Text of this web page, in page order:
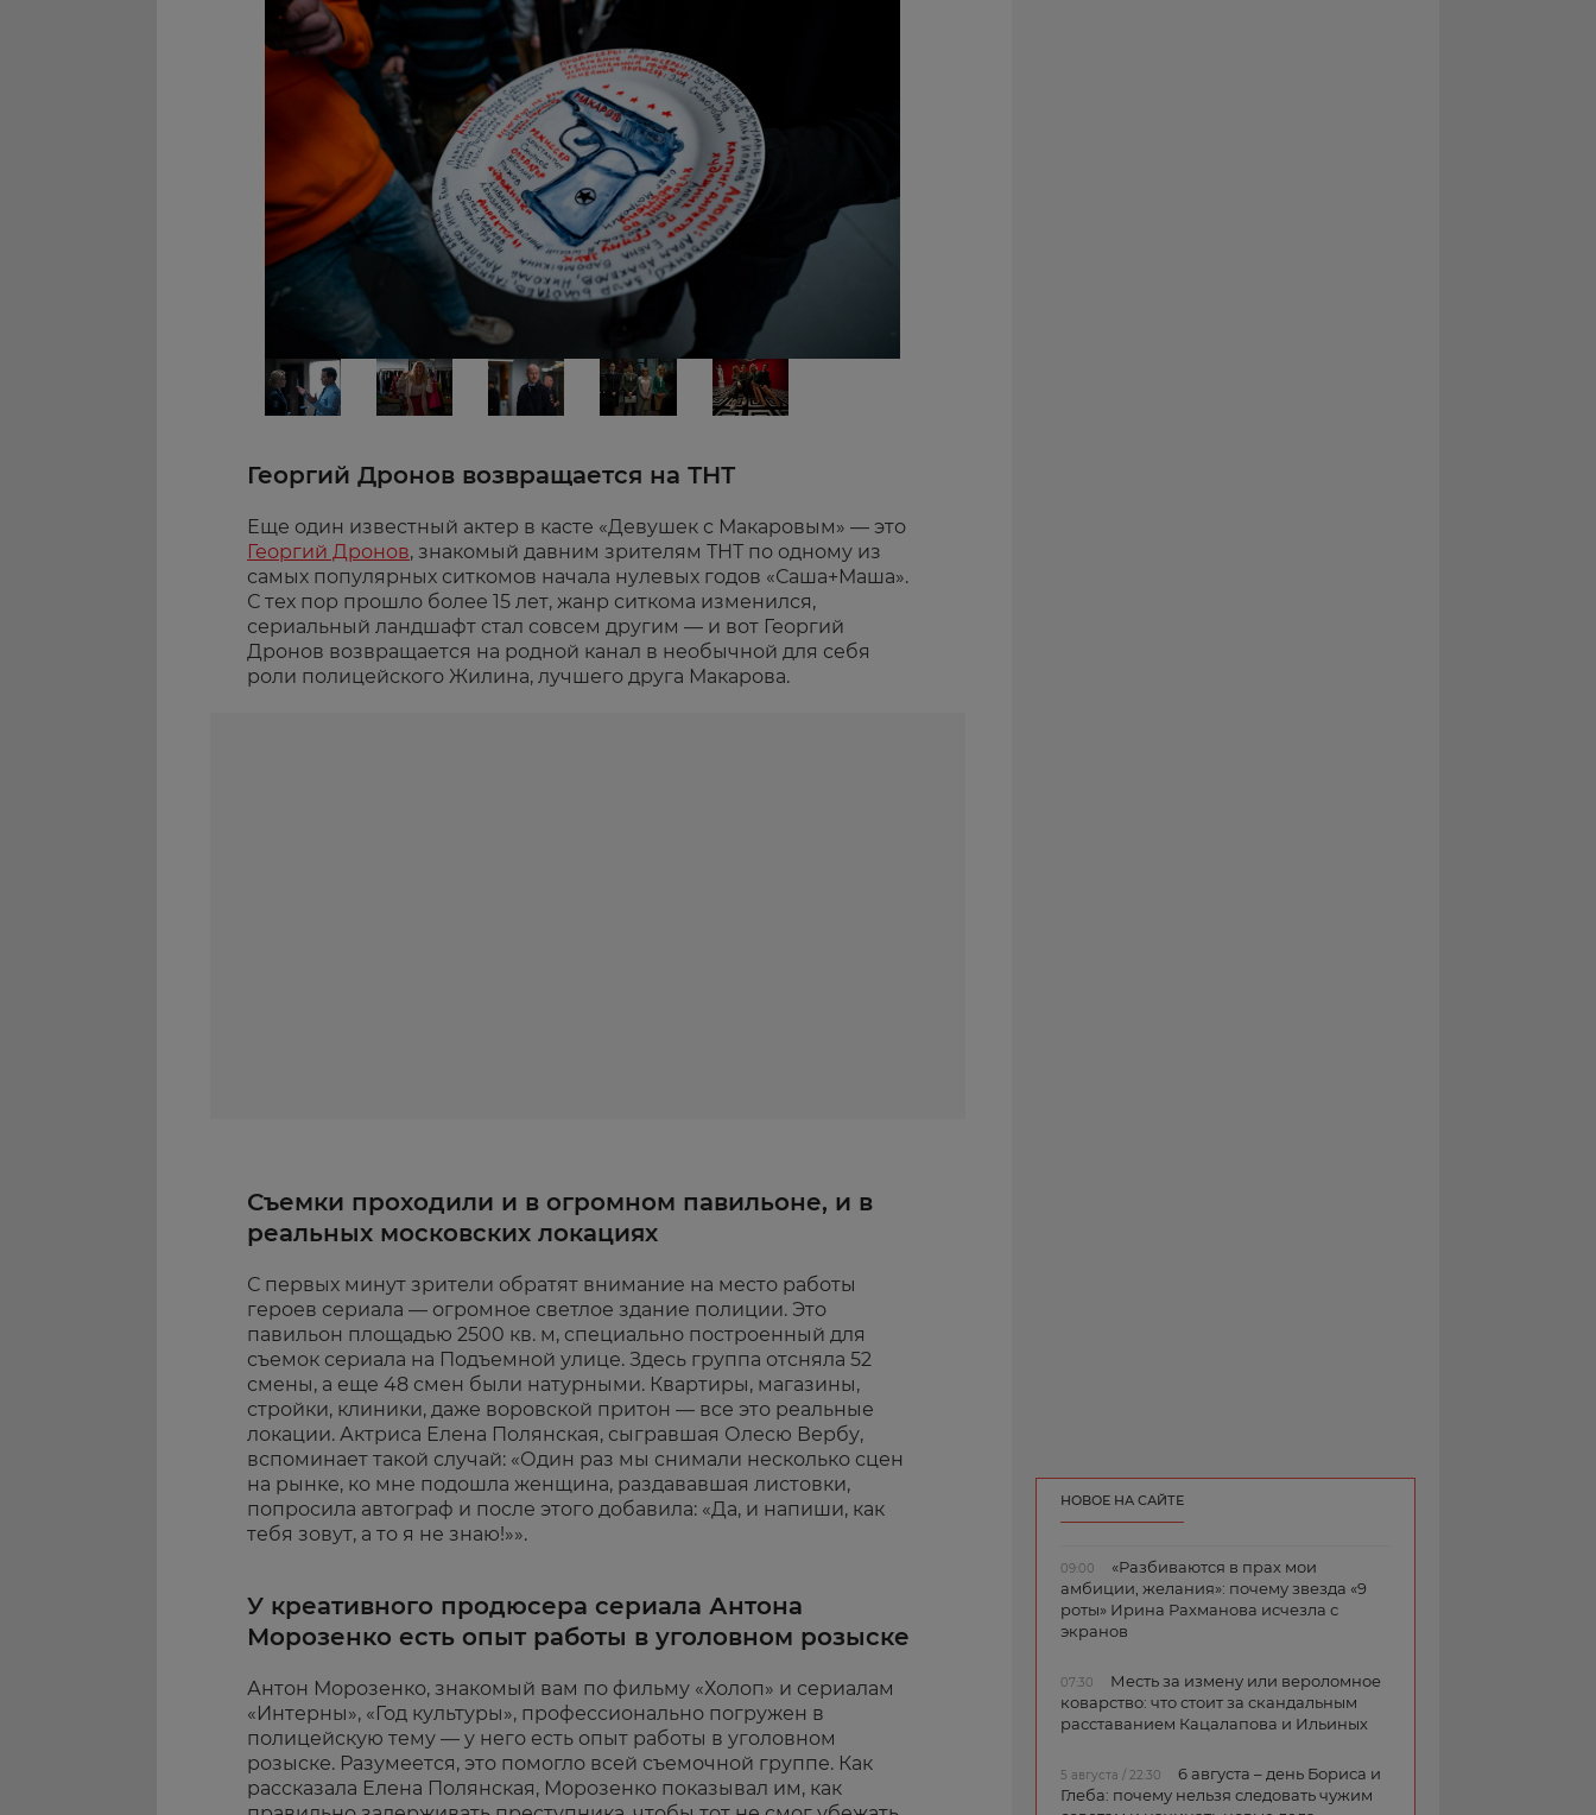
Георгий Дронов возвращается на ТНТ
Еще один известный актер в касте «Девушек с Макаровым» — это
Георгий Дронов, знакомый давним зрителям ТНТ по одному из
самых популярных ситкомов начала нулевых годов «Саша+Маша».
С тех пор прошло более 15 лет, жанр ситкома изменился,
сериальный ландшафт стал совсем другим — и вот Георгий
Дронов возвращается на родной канал в необычной для себя
роли полицейского Жилина, лучшего друга Макарова.
Съемки проходили и в огромном павильоне, и в
реальных московских локациях
С первых минут зрители обратят внимание на место работы
героев сериала — огромное светлое здание полиции. Это
павильон площадью 2500 кв. м, специально построенный для
съемок сериала на Подъемной улице. Здесь группа отсняла 52
смены, а еще 48 смен были натурными. Квартиры, магазины,
стройки, клиники, даже воровской притон — все это реальные
локации. Актриса Елена Полянская, сыгравшая Олесю Вербу,
вспоминает такой случай: «Один раз мы снимали несколько сцен
на рынке, ко мне подошла женщина, раздававшая листовки,
попросила автограф и после этого добавила: «Да, и напиши, как
тебя зовут, а то я не знаю!»».
У креативного продюсера сериала Антона
Морозенко есть опыт работы в уголовном розыске
Антон Морозенко, знакомый вам по фильму «Холоп» и сериалам
«Интерны», «Год культуры», профессионально погружен в
полицейскую тему — у него есть опыт работы в уголовном
розыске. Разумеется, это помогло всей съемочной группе. Как
рассказала Елена Полянская, Морозенко показывал им, как
НОВОЕ НА САЙТЕ
09:00
«Разбиваются в прах мои
амбиции, желания»: почему звезда «9
роты» Ирина Рахманова исчезла с
экранов
07:30
Месть за измену или вероломное
коварство: что стоит за скандальным
расставанием Кацалапова и Ильиных
5 августа / 22:30
6 августа – день Бориса и
Глеба: почему нельзя следовать чужим